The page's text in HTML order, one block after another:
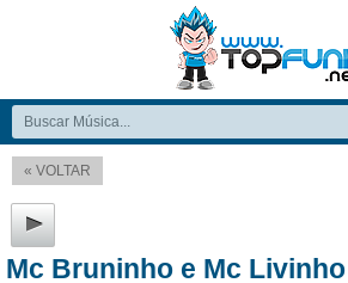
« VOLTAR
Mc Bruninho e Mc Livinho